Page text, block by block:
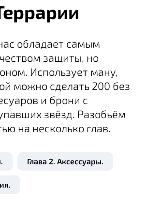
обладает самым
защиты, но
Использует ману,
можно сделать 200 без
и брони с
звёзд. Разобьём
на несколько глав.
Глава 2. Аксессуары.